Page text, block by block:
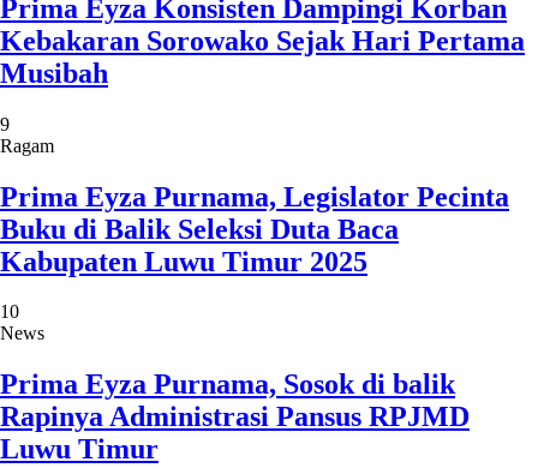
Prima Eyza Konsisten Dampingi Korban
Kebakaran Sorowako Sejak Hari Pertama
Musibah
9
Ragam
Prima Eyza Purnama, Legislator Pecinta
Buku di Balik Seleksi Duta Baca
Kabupaten Luwu Timur 2025
10
News
Prima Eyza Purnama, Sosok di balik
Rapinya Administrasi Pansus RPJMD
Luwu Timur